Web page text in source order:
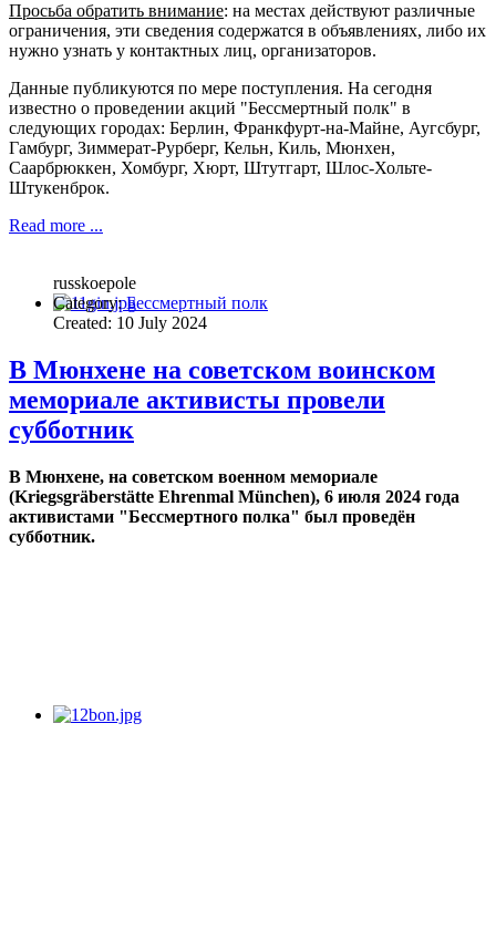
Просьба обратить внимание: на местах действуют различные
ограничения, эти сведения содержатся в объявлениях, либо их
нужно узнать у контактных лиц, организаторов.
Данные публикуются по мере поступления. На сегодня
известно о проведении акций "Бессмертный полк" в
следующих городах: Берлин, Франкфурт-на-Майне, Аугсбург,
Гамбург, Зиммерат-Рурберг, Кельн, Киль, Мюнхен,
Саарбрюккен, Хомбург, Хюрт, Штутгарт, Шлос-Хольте-
Штукенброк.
Read more ...
russkoepole
Category:Бессмертный полк
Created: 10 July 2024
В Мюнхене на советском воинском
мемориале активисты провели
субботник
В Мюнхене, на советском военном мемориале
(Kriegsgräberstätte Ehrenmal München), 6 июля 2024 года
активистами "Бессмертного полка" был проведён
субботник.